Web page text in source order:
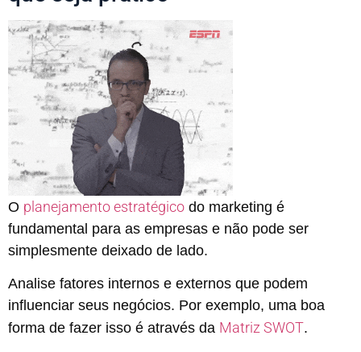
O planejamento estratégico do marketing é
fundamental para as empresas e não pode ser
simplesmente deixado de lado.
Analise fatores internos e externos que podem
influenciar seus negócios. Por exemplo, uma boa
forma de fazer isso é através da Matriz SWOT.